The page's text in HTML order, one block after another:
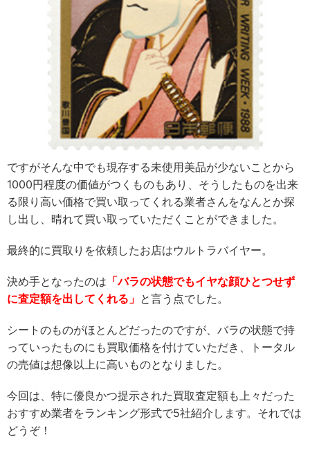
ですがそんな中でも現存する未使用美品が少ないことから
1000円程度の価値がつくものもあり、そうしたものを出来
る限り高い価格で買い取ってくれる業者さんをなんとか探
し出し、晴れて買い取っていただくことができました。
最終的に買取りを依頼したお店はウルトラバイヤー。
決め手となったのは 「バラの状態でもイヤな顔ひとつせず
に査定額を出してくれる」 と言う点でした。
シートのものがほとんどだったのですが、バラの状態で持
っていったものにも買取価格を付けていただき、トータル
の売値は想像以上に高いものとなりました。
今回は、特に優良かつ提示された買取査定額も上々だった
おすすめ業者をランキング形式で5社紹介します。それでは
どうぞ！